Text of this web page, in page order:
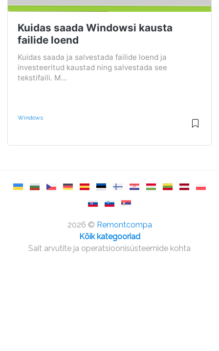
Kuidas saada Windowsi kausta
failide loend
Kuidas saada ja salvestada failide loend ja
investeeritud kaustad ning salvestada see
tekstifaili. M...
Windows
2026 © Remontcompa
Kõik kategooriad
Sait arvutite ja operatsioonisüsteemide kohta